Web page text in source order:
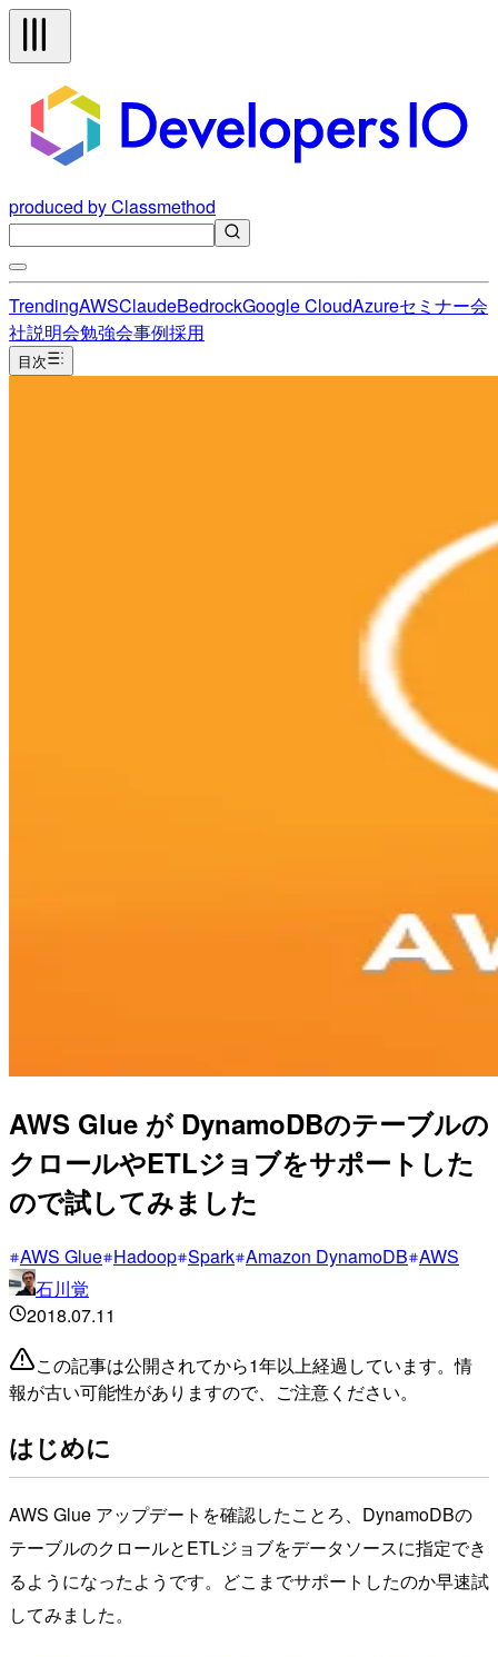
produced by Classmethod
TrendingAWSClaudeBedrockGoogle CloudAzureセミナー会
社説明会勉強会事例採用
目次
AWS Glue が DynamoDBのテーブルの
クロールやETLジョブをサポートした
ので試してみました
AWS Glue Hadoop Spark Amazon DynamoDB AWS
石川覚
2018.07.11
この記事は公開されてから1年以上経過しています。情
報が古い可能性がありますので、ご注意ください。
はじめに
AWS Glue アップデートを確認したことろ、DynamoDBの
テーブルのクロールとETLジョブをデータソースに指定でき
るようになったようです。どこまでサポートしたのか早速試
してみました。